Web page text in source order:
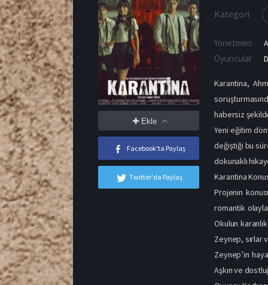
Ekle
Facebook'ta Paylaş
Twitter'da Paylaş
Kategori
Yönetmen
Oyuncular
Karantina,
habersiz
Yeni eğitim
değiştiği bu
dokunaklı
Karantina
Projenin
romantik
Okulun
Zeynep, sırlar
Zeynep’in
Aşkın ve